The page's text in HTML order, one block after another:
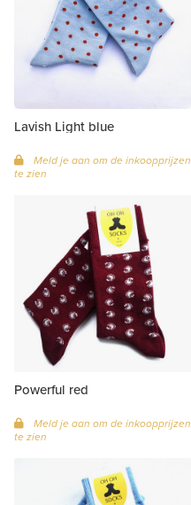
Lavish Light blue
Meld je aan om de inkoopprijzen
te zien
Powerful red
Meld je aan om de inkoopprijzen
te zien